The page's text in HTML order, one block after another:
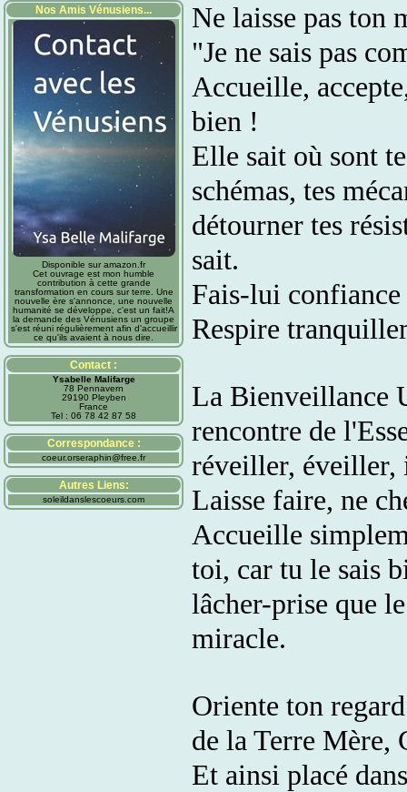
Nos Amis Vénusiens...
Disponible sur amazon.fr
Cet ouvrage est mon humble
contribution à cette grande
transformation en cours sur terre. Une
nouvelle ère s'annonce, une nouvelle
humanité se développe, c'est un fait!A
la demande des Vénusiens un groupe
s'est réuni régulièrement afin d'accueillir
ce qu'ils avaient à nous dire.
Contact :
Ysabelle Malifarge
78 Pennavern
29190 Pleyben
France
Tel : 06 78 42 87 58
Correspondance :
coeur.orseraphin@free.fr
Autres Liens:
soleildanslescoeurs.com
Ne laisse pas ton
"Je ne sais pas
Accueille,
bien !
Elle sait où sont
schémas, tes
détourner tes
sait.
Fais-lui
Respire
La Bienveillance
rencontre de
réveiller, éveiller,
Laisse faire, ne
Accueille
toi, car tu le sais
lâcher-prise que
miracle.
Oriente ton
de la Terre Mère,
Et ainsi placé